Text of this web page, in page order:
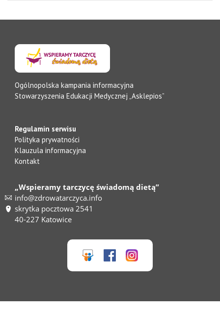
Ogólnopolska kampania informacyjna
Stowarzyszenia Edukacji Medycznej „Asklepios”
Regulamin serwisu
Polityka prywatności
Klauzula informacyjna
Kontakt
„Wspieramy tarczycę świadomą dietą”
info@zdrowatarczyca.info
skrytka pocztowa 2541
40-227 Katowice